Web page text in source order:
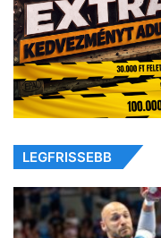
LEGFRISSEBB